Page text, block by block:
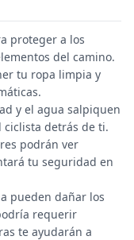
proteger a los
del camino.
tu ropa limpia y
y el agua salpiquen
ciclista detrás de ti.
podrán ver
tu seguridad en
pueden dañar los
requerir
te ayudarán a